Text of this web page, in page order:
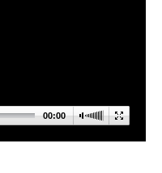
00:00